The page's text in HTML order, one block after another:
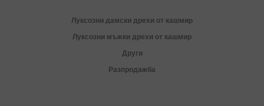
Луксозни дамски дрехи от кашмиp
Луксозни мъжки дрехи от кашмир
Други
Разпродажба